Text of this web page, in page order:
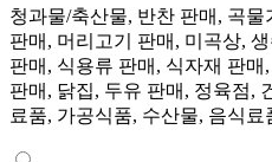
청과물/축산물, 반찬 판매, 곡
판매, 머리고기 판매, 미곡상,
판매, 식용류 판매, 식자재 판
판매, 닭집, 두유 판매, 정육점,
료품, 가공식품, 수산물, 음식료